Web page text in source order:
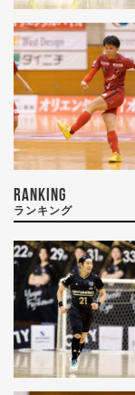
RANKING
ランキング